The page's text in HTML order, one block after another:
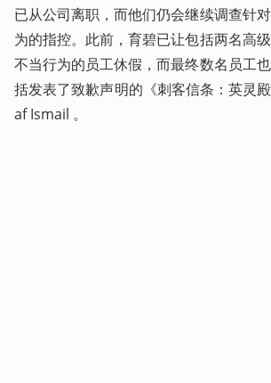
已从公司离职，而他们仍会继续调查针
为的指控。此前，育碧已让包括两名高
不当行为的员工休假，而最终数名员工
括发表了致歉声明的《刺客信条：英灵
af Ismail 。